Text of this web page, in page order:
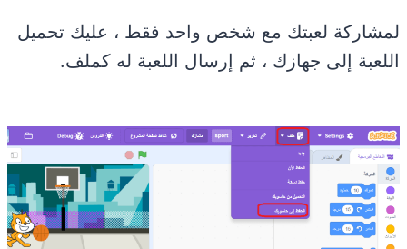
لمشاركة لعبتك مع شخص واحد فقط ، عليك تحميل
اللعبة إلى جهازك ، ثم إرسال اللعبة له كملف.